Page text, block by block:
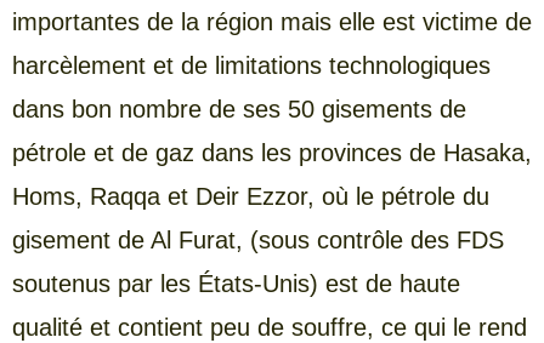
importantes de la région mais elle est victime de
harcèlement et de limitations technologiques
dans bon nombre de ses 50 gisements de
pétrole et de gaz dans les provinces de Hasaka,
Homs, Raqqa et Deir Ezzor, où le pétrole du
gisement de Al Furat, (sous contrôle des FDS
soutenus par les États-Unis) est de haute
qualité et contient peu de souffre, ce qui le rend